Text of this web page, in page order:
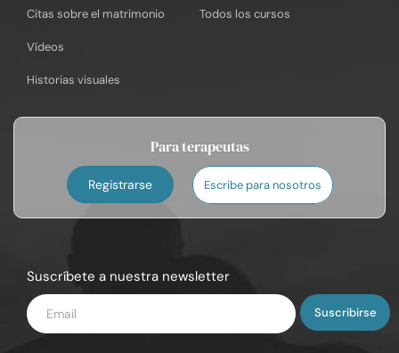
Citas sobre el matrimonio
Vídeos
Historias visuales
Todos los cursos
Para terapeutas
Registrarse Escribe para nosotros
Suscríbete a nuestra newsletter
Introduce
tu